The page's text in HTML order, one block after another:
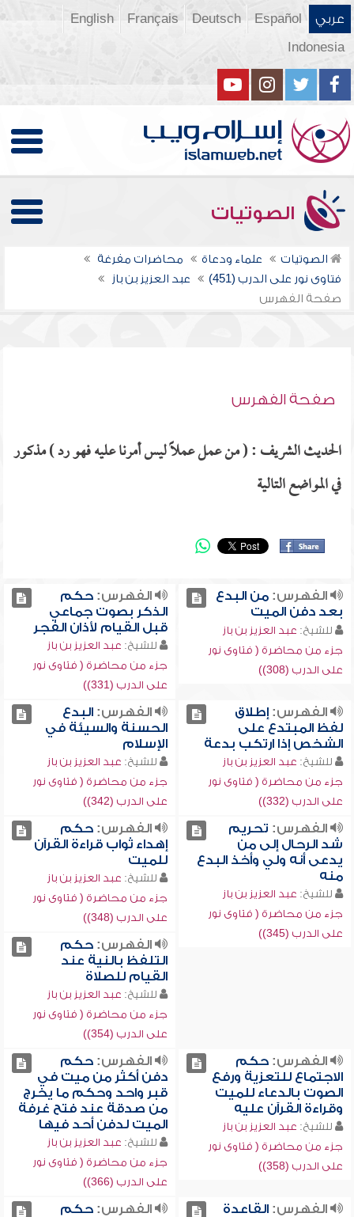
عربي Español
Deutsch
Français
English
Indonesia
الصوتيات
الصوتيات علماء ودعاة
محاضرات مفرغة
فتاوى نور على الدرب (451)
عبد العزيز بن باز
صفحة الفهرس
صفحة الفهرس
الحديث الشريف : ( من عمل عملاً ليس أمرنا عليه فهو رد ) مذكور
في المواضع التالية
الفهرس:من البدع
بعد دفن الميت
للشيخ: عبد العزيز بن باز
جزء من محاضرة ( فتاوى نور
على الدرب (308))
الفهرس:حكم
الذكر بصوت جماعي
قبل القيام لأذان الفجر
للشيخ: عبد العزيز بن باز
جزء من محاضرة ( فتاوى نور
على الدرب (331))
الفهرس:إطلاق
لفظ المبتدع على
الشخص إذا ارتكب بدعة
للشيخ: عبد العزيز بن باز
جزء من محاضرة ( فتاوى نور
على الدرب (332))
الفهرس:البدع
الحسنة والسيئة في
الإسلام
للشيخ: عبد العزيز بن باز
جزء من محاضرة ( فتاوى نور
على الدرب (342))
الفهرس: تحريم
شد الرحال إلى من
يدعى أنه ولي وأخذ البدع
منه
للشيخ: عبد العزيز بن باز
جزء من محاضرة ( فتاوى نور
على الدرب (345))
الفهرس:حكم
إهداء ثواب قراءة القرآن
للميت
للشيخ: عبد العزيز بن باز
جزء من محاضرة ( فتاوى نور
على الدرب (348))
الفهرس:حكم
التلفظ بالنية عند
القيام للصلاة
للشيخ: عبد العزيز بن باز
جزء من محاضرة ( فتاوى نور
على الدرب (354))
الفهرس:حكم
الاجتماع للتعزية ورفع
الصوت بالدعاء للميت
وقراءة القرآن عليه
للشيخ: عبد العزيز بن باز
جزء من محاضرة ( فتاوى نور
على الدرب (358))
الفهرس:حكم
دفن أكثر من ميت في
قبر واحد وحكم ما يخرج
من صدقة عند فتح غرفة
الميت لدفن أحد فيها
للشيخ: عبد العزيز بن باز
جزء من محاضرة ( فتاوى نور
على الدرب (366))
الفهرس:القاعدة
الفهرس:حكم